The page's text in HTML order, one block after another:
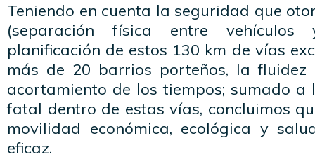
Teniendo en cuenta la seguridad que
(separación física entre vehículos
planificación de estos 130 km de vías
más de 20 barrios porteños, la
acortamiento de los tiempos; sumado
fatal dentro de estas vías, concluimos
movilidad económica, ecológica y
eficaz.